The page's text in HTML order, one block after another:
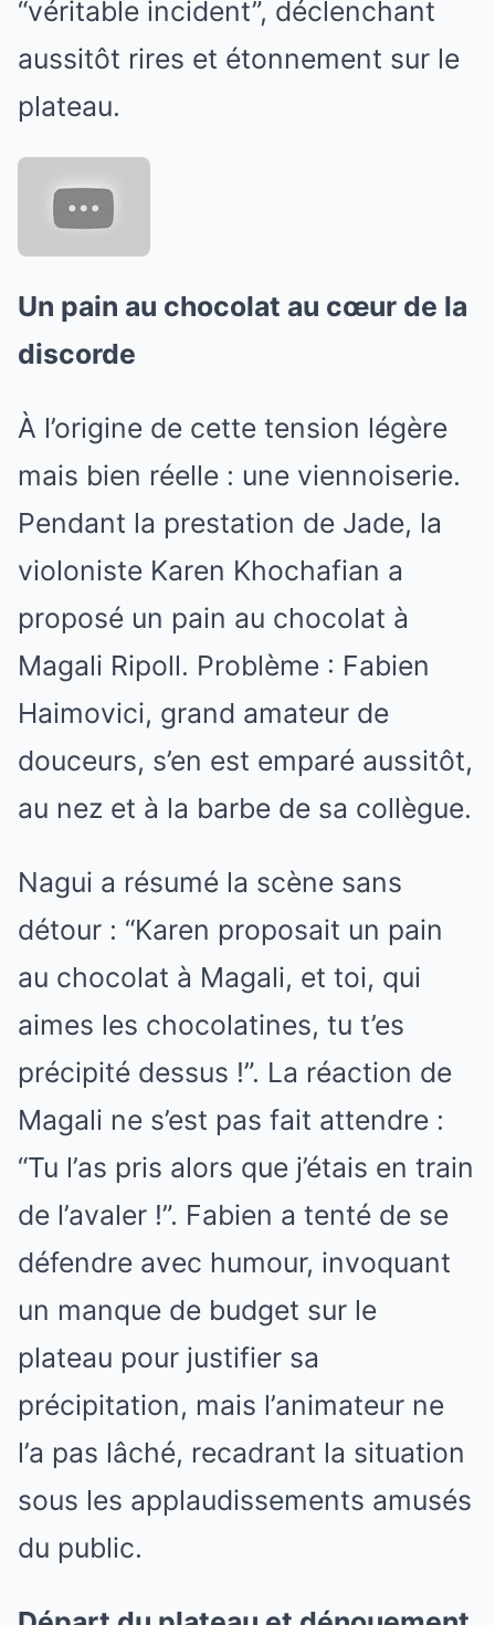
“véritable incident”, déclenchant
aussitôt rires et étonnement sur le
plateau.
Un pain au chocolat au cœur de la
discorde
À l’origine de cette tension légère
mais bien réelle : une viennoiserie.
Pendant la prestation de Jade, la
violoniste Karen Khochafian a
proposé un pain au chocolat à
Magali Ripoll. Problème : Fabien
Haimovici, grand amateur de
douceurs, s’en est emparé aussitôt,
au nez et à la barbe de sa collègue.
Nagui a résumé la scène sans
détour : “Karen proposait un pain
au chocolat à Magali, et toi, qui
aimes les chocolatines, tu t’es
précipité dessus !”. La réaction de
Magali ne s’est pas fait attendre :
“Tu l’as pris alors que j’étais en train
de l’avaler !”. Fabien a tenté de se
défendre avec humour, invoquant
un manque de budget sur le
plateau pour justifier sa
précipitation, mais l’animateur ne
l’a pas lâché, recadrant la situation
sous les applaudissements amusés
du public.